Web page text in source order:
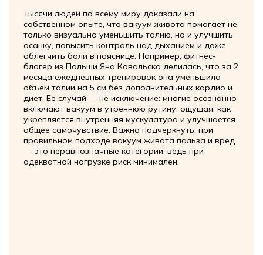
Тысячи людей по всему миру доказали на
собственном опыте, что вакуум живота помогает не
только визуально уменьшить талию, но и улучшить
осанку, повысить контроль над дыханием и даже
облегчить боли в пояснице. Например, фитнес-
блогер из Польши Яна Ковальска делилась, что за 2
месяца ежедневных тренировок она уменьшила
объём талии на 5 см без дополнительных кардио и
диет. Ее случай — не исключение: многие осознанно
включают вакуум в утреннюю рутину, ощущая, как
укрепляется внутренняя мускулатура и улучшается
общее самочувствие. Важно подчеркнуть: при
правильном подходе вакуум живота польза и вред
— это неравнозначные категории, ведь при
адекватной нагрузке риск минимален.